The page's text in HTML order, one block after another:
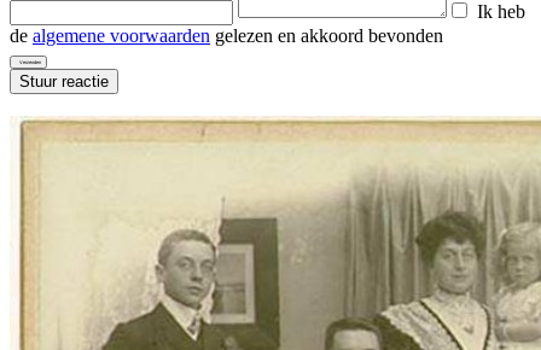
Ik heb
de algemene voorwaarden gelezen en akkoord bevonden